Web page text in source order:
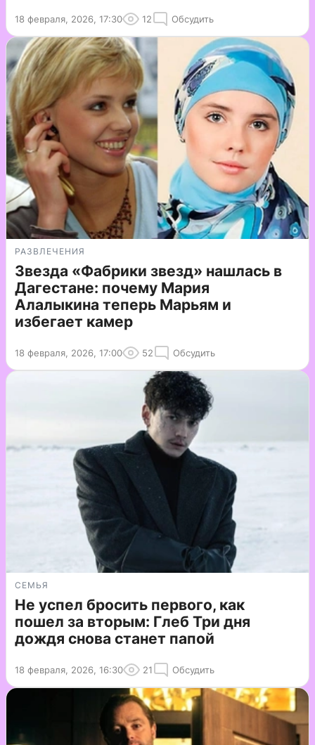
18 февраля, 2026, 17:30 12 Обсудить
РАЗВЛЕЧЕНИЯ
Звезда «Фабрики звезд» нашлась в
Дагестане: почему Мария
Алалыкина теперь Марьям и
избегает камер
18 февраля, 2026, 17:00 52 Обсудить
СЕМЬЯ
Не успел бросить первого, как
пошел за вторым: Глеб Три дня
дождя снова станет папой
18 февраля, 2026, 16:30 21 Обсудить